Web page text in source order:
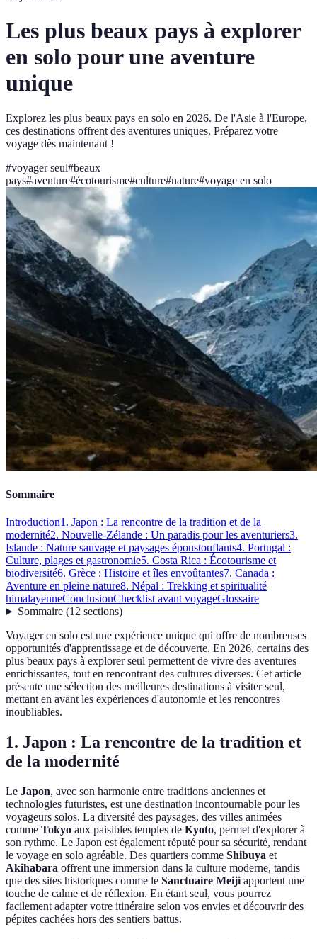
Les plus beaux pays à explorer
en solo pour une aventure
unique
Explorez les plus beaux pays en solo en 2026. De l'Asie à l'Europe,
ces destinations offrent des aventures uniques. Préparez votre
voyage dès maintenant !
#voyager seul#beaux
pays#aventure#écotourisme#culture#nature#voyage en solo
Sommaire
Introduction1. Japon : La rencontre de la tradition et de la
modernité2. Nouvelle-Zélande : Un paradis pour les aventuriers3.
Islande : Nature sauvage et paysages époustouflants4. Portugal :
Culture, plages et gastronomie5. Costa Rica : Écotourisme et
biodiversité6. Grèce : Histoire et îles envoûtantes7. Canada :
Aventure en pleine nature8. Népal : Trekking et spiritualité
himalayenneConclusionChecklist avant voyageGlossaire
Sommaire(12 sections)
Voyager en solo est une expérience unique qui offre de nombreuses
opportunités d'apprentissage et de découverte. En 2026, certains des
plus beaux pays à explorer seul permettent de vivre des aventures
enrichissantes, tout en rencontrant des cultures diverses. Cet article
présente une sélection des meilleures destinations à visiter seul,
mettant en avant les expériences d'autonomie et les rencontres
inoubliables.
1. Japon : La rencontre de la tradition et
de la modernité
Le Japon, avec son harmonie entre traditions anciennes et
technologies futuristes, est une destination incontournable pour les
voyageurs solos. La diversité des paysages, des villes animées
comme Tokyo aux paisibles temples de Kyoto, permet d'explorer à
son rythme. Le Japon est également réputé pour sa sécurité, rendant
le voyage en solo agréable. Des quartiers comme Shibuya et
Akihabara offrent une immersion dans la culture moderne, tandis
que des sites historiques comme le Sanctuaire Meiji apportent une
touche de calme et de réflexion. En étant seul, vous pourrez
facilement adapter votre itinéraire selon vos envies et découvrir des
pépites cachées hors des sentiers battus.